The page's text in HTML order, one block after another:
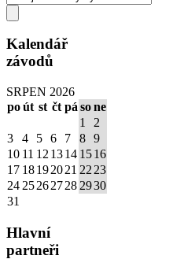
Kalendář
závodů
SRPEN 2026
poút st čt pá sone
1
2
3
4 5 6 7 8 9
10 11 12 1314 1516
17 18192021 22 23
24 25262728 2930
31
Hlavní
partneři